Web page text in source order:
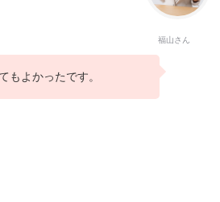
福山さん
もよかったです。